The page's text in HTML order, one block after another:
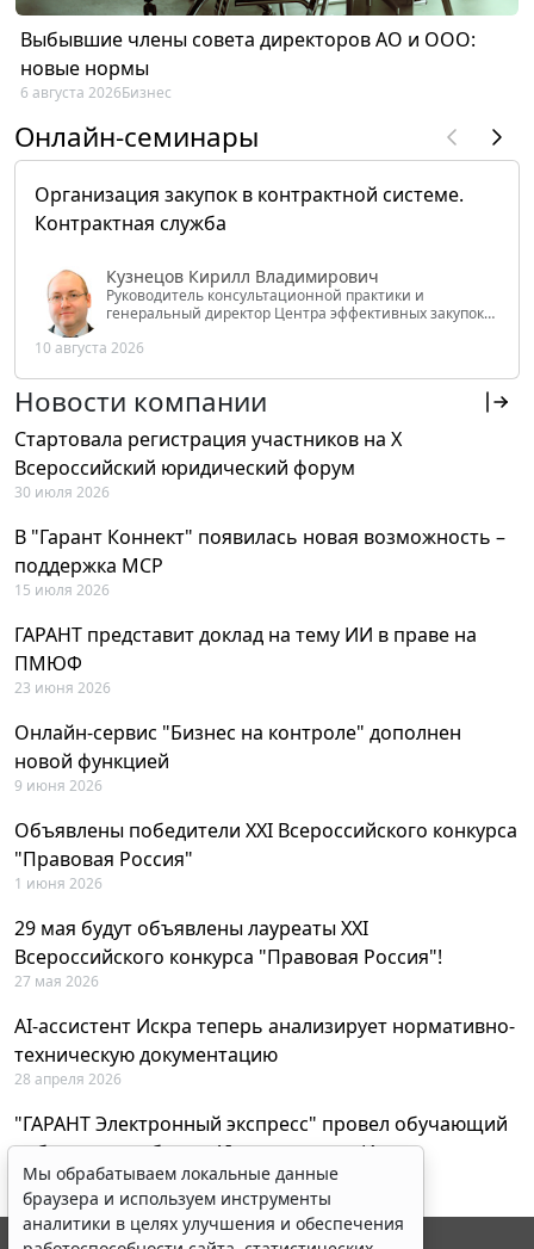
Выбывшие члены совета директоров АО и ООО:
новые нормы
6 августа 2026Бизнес
Онлайн-семинары
Организация закупок в контрактной системе.
Контрактная служба
Кузнецов Кирилл Владимирович
Руководитель консультационной практики и
генеральный директор Центра эффективных закупок
РФ
10 августа 2026
Новости компании
Стартовала регистрация участников на X
Всероссийский юридический форум
30 июля 2026
В "Гарант Коннект" появилась новая возможность –
поддержка MCP
15 июля 2026
ГАРАНТ представит доклад на тему ИИ в праве на
ПМЮФ
23 июня 2026
Онлайн-сервис "Бизнес на контроле" дополнен
новой функцией
9 июня 2026
Объявлены победители XXI Всероссийского конкурса
"Правовая Россия"
1 июня 2026
29 мая будут объявлены лауреаты XXI
Всероссийского конкурса "Правовая Россия"!
27 мая 2026
AI-ассистент Искра теперь анализирует нормативно-
техническую документацию
28 апреля 2026
"ГАРАНТ Электронный экспресс" провел обучающий
вебинар по работе с AI-ассистентом Искра
23 апреля 2026
Мы обрабатываем локальные данные
браузера и используем инструменты
аналитики в целях улучшения и обеспечения